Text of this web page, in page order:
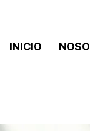
INICIO